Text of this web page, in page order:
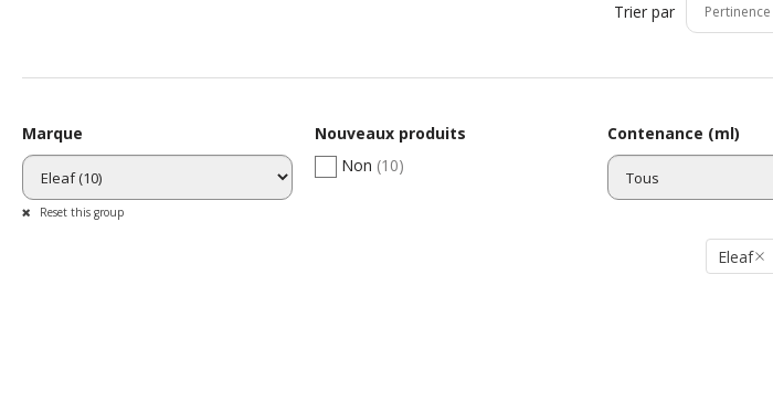
Trier par
Marque
Reset this group
Nouveaux produits
Non (10)
Contenance (ml)
Eleaf